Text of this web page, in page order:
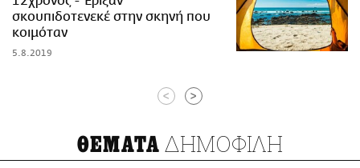
σκουπιδοτενεκέ στην σκηνή που
κοιμόταν
5.8.2019
< >
ΘΕΜΑΤΑ ΔΗΜΟΦΙΛΗ